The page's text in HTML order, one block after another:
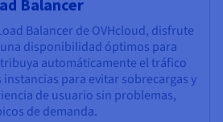
Balancer
Balancer de OVHcloud, disfrute
disponibilidad óptimos para
automáticamente el tráfico
para evitar sobrecargas y
de usuario sin problemas,
de demanda.